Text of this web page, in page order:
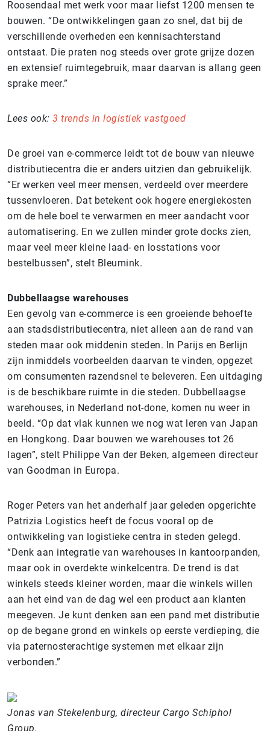
Roosendaal met werk voor maar liefst 1200 mensen te
bouwen. “De ontwikkelingen gaan zo snel, dat bij de
verschillende overheden een kennisachterstand
ontstaat. Die praten nog steeds over grote grijze dozen
en extensief ruimtegebruik, maar daarvan is allang geen
sprake meer.”
Lees ook: 3 trends in logistiek vastgoed
De groei van e-commerce leidt tot de bouw van nieuwe
distributiecentra die er anders uitzien dan gebruikelijk.
“Er werken veel meer mensen, verdeeld over meerdere
tussenvloeren. Dat betekent ook hogere energiekosten
om de hele boel te verwarmen en meer aandacht voor
automatisering. En we zullen minder grote docks zien,
maar veel meer kleine laad- en losstations voor
bestelbussen”, stelt Bleumink.
Dubbellaagse warehouses
Een gevolg van e-commerce is een groeiende behoefte
aan stadsdistributiecentra, niet alleen aan de rand van
steden maar ook middenin steden. In Parijs en Berlijn
zijn inmiddels voorbeelden daarvan te vinden, opgezet
om consumenten razendsnel te beleveren. Een uitdaging
is de beschikbare ruimte in die steden. Dubbellaagse
warehouses, in Nederland not-done, komen nu weer in
beeld. “Op dat vlak kunnen we nog wat leren van Japan
en Hongkong. Daar bouwen we warehouses tot 26
lagen”, stelt Philippe Van der Beken, algemeen directeur
van Goodman in Europa.
Roger Peters van het anderhalf jaar geleden opgerichte
Patrizia Logistics heeft de focus vooral op de
ontwikkeling van logistieke centra in steden gelegd.
“Denk aan integratie van warehouses in kantoorpanden,
maar ook in overdekte winkelcentra. De trend is dat
winkels steeds kleiner worden, maar die winkels willen
aan het eind van de dag wel een product aan klanten
meegeven. Je kunt denken aan een pand met distributie
op de begane grond en winkels op eerste verdieping, die
via paternosterachtige systemen met elkaar zijn
verbonden.”
Jonas van Stekelenburg, directeur Cargo Schiphol
Group.